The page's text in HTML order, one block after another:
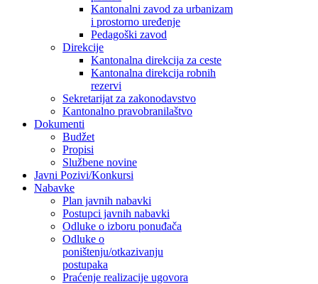
Kantonalni zavod za urbanizam
i prostorno uređenje
Pedagoški zavod
Direkcije
Kantonalna direkcija za ceste
Kantonalna direkcija robnih
rezervi
Sekretarijat za zakonodavstvo
Kantonalno pravobranilaštvo
Dokumenti
Budžet
Propisi
Službene novine
Javni Pozivi/Konkursi
Nabavke
Plan javnih nabavki
Postupci javnih nabavki
Odluke o izboru ponuđača
Odluke o
poništenju/otkazivanju
postupaka
Praćenje realizacije ugovora